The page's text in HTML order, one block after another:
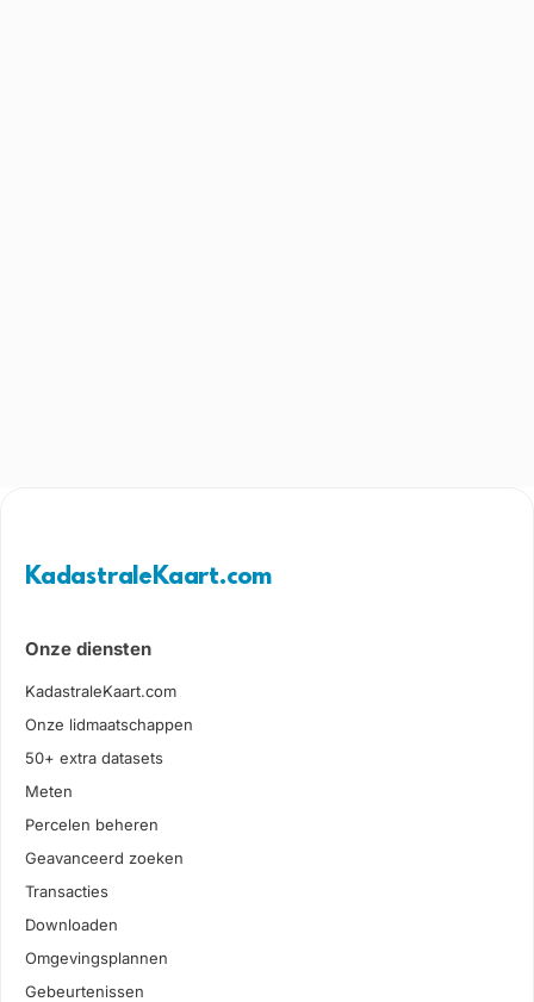
KadastraleKaart.com
Onze diensten
KadastraleKaart.com
Onze lidmaatschappen
50+ extra datasets
Meten
Percelen beheren
Geavanceerd zoeken
Transacties
Downloaden
Omgevingsplannen
Gebeurtenissen